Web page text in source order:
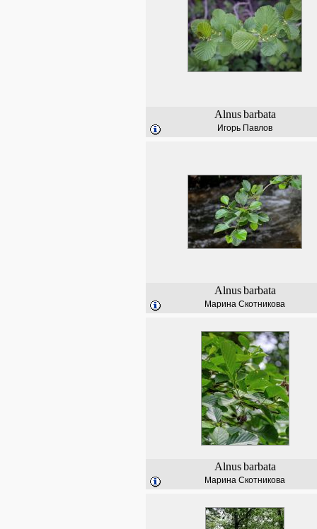
Alnus barbata
Игорь Павлов
Alnus barbata
Марина Скотникова
Alnus barbata
Марина Скотникова